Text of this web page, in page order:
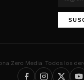
Zero Media. Todos los